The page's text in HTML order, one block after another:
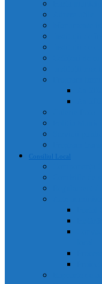
Consiliul Local